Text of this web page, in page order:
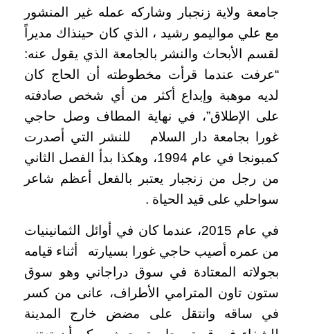
جامعة ولاية زنجبار وشاركه عمله غير المنشور
مع علي مواليمو رشيد ، الذي كان حينذاك مديراً
لقسم الأبحاث والنشر بالجامعة الذي يقول عنه:
“عرفت عندما قرأت مخطوطته أن الحاج كان
لديه موهبة وإبداع أكثر من أي شخص صادفته
على الإطلاق”، في نهاية المطاف وصل حاجي
غورا بجامعة دار السلام للنشر التي أصدرت
كمبونجا في عام 1994، وهكذا بدأ الفصل الثاني
من رجل من زنجبار يعتبر بالفعل أعظم شاعر
سواحلي على قيد الحياة .
في عام 2015، عندما كان في أوائل الثمانينيات
من عمره أصيب حاجي غورا بسيارته أثناء قيامه
بجولاته المعتادة في سوق دراجاني وهو سوق
ستون تاون المترامي الأطراف، عانى من كسر
في ساقه وانتقل على مضض خارج المدينة